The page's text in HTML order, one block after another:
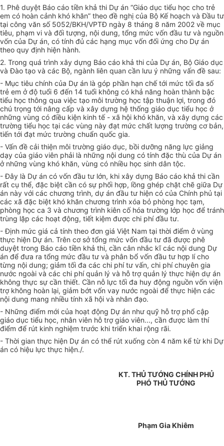
1. Phê duyệt Báo cáo tiền khả thi Dự án “Giáo dục tiểu học cho trẻ
em có hoàn cảnh khó khăn” theo đề nghị của Bộ Kế hoạch và Đầu tư
tại công văn số 5052/BKH/VPTĐ ngày 8 tháng 8 năm 2002 về mục
tiêu, phạm vi và đối tượng, nội dung, tổng mức vốn đầu tư và nguồn
vốn của Dự án, có tính đủ các hạng mục vốn đối ứng cho Dự án
theo quy định hiện hành.
2. Trong quá trình xây dựng Báo cáo khả thi của Dự án, Bộ Giáo dục
và Đào tạo và các Bộ, ngành liên quan cần lưu ý những vấn đề sau:
- Mục tiêu chính của Dự án là góp phần hạn chế tới mức tối đa số
trẻ em ở độ tuổi 6 đến 14 tuổi không có khả năng hoàn thành bậc
tiểu học thông qua việc tạo môi trường học tập thuận lợi, trong đó
chú trọng tới nâng cấp và xây dựng hệ thống giáo dục tiểu học ở
những vùng có điều kiện kinh tế - xã hội khó khăn, và xây dựng các
trường tiểu học tại các vùng này đạt mức chất lượng trường cơ bản,
tiến tới đạt mức trường chuẩn quốc gia.
- Vấn đề cải thiện môi trường giáo dục, bồi dưỡng năng lực giảng
dạy của giáo viên phải là những nội dung có tính đặc thù của Dự án
ở những vùng khó khăn, vùng có nhiều học sinh dân tộc.
- Đây là Dự án có vốn đầu tư lớn, khi xây dựng Báo cáo khả thi cần
rất cụ thể, đặc biệt cần có sự phối hợp, lồng ghép chặt chẽ giữa Dự
án này với các chương trình, dự án đầu tư hiện có của Chính phủ tại
các xã đặc biệt khó khăn chương trình xóa bỏ phòng học tạm,
phòng học ca 3 và chương trình kiên cố hóa trường lớp học để tránh
trùng lặp các hoạt động, tiết kiệm được chi phí đầu tư.
- Định mức giá cả tính theo đơn giá Việt Nam tại thời điểm ở vùng
thực hiện Dự án. Trên cơ sở tổng mức vốn đầu tư đã được phê
duyệt trong Báo cáo tiền khả thi, cần cân nhắc kĩ các nội dung Dự
án để đưa ra tổng mức đầu tư và phân bổ vốn đầu tư hợp lí cho
từng nội dung; giảm tối đa các chi phí tư vấn, chi phí chuyên gia
nước ngoài và các chi phí quản lý và hỗ trợ quản lý thực hiện dự án
không thực sự cần thiết. Cần nỗ lực tối đa huy động nguồn vốn viện
trợ không hoàn lại, giảm bớt vốn vay nước ngoài để thực hiện các
nội dung mang nhiều tính xã hội và nhân đạo.
- Những điểm mới của hoạt động Dự án như quỹ hỗ trợ phổ cập
giáo dục tiểu học, nhân viên hỗ trợ giáo viên..., cần được làm thí
điểm để rút kinh nghiệm trước khi triển khai rộng rãi.
- Thời gian thực hiện Dự án có thể rút xuống còn 4 năm kể từ khi Dự
án có hiệu lực thực hiện./.
KT. THỦ TƯỚNG CHÍNH PHỦ
PHÓ THỦ TƯỚNG
Phạm Gia Khiêm